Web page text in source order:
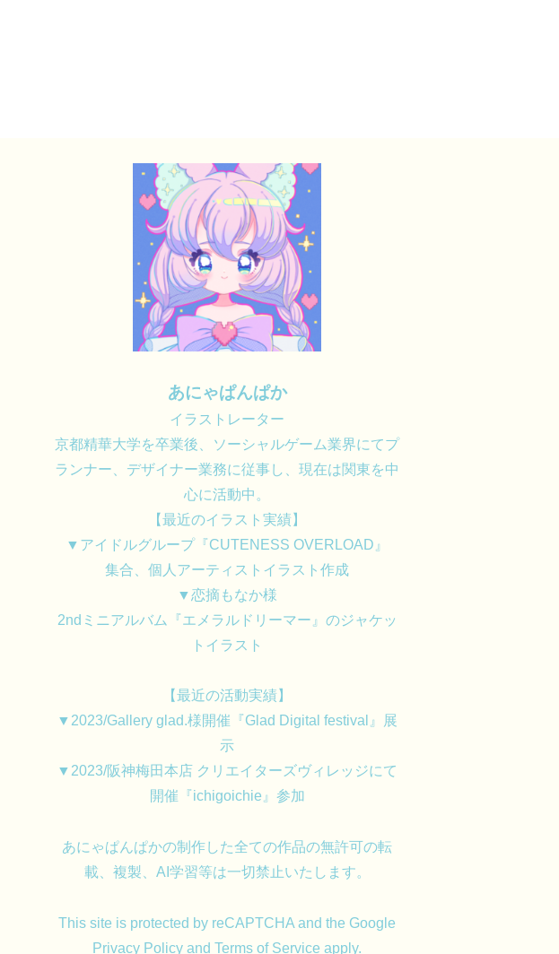
あにゃぱんぱか
イラストレーター
京都精華大学を卒業後、ソーシャルゲーム業界にてプ
ランナー、デザイナー業務に従事し、現在は関東を中
心に活動中。
【最近のイラスト実績】
▼アイドルグループ『CUTENESS OVERLOAD』
集合、個人アーティストイラスト作成
▼恋摘もなか様
2ndミニアルバム『エメラルドリーマー』のジャケッ
トイラスト
【最近の活動実績】
▼2023/Gallery glad.様開催『Glad Digital festival』展
示
▼2023/阪神梅田本店 クリエイターズヴィレッジにて
開催『ichigoichie』参加
あにゃぱんぱかの制作した全ての作品の無許可の転
載、複製、AI学習等は一切禁止いたします。
This site is protected by reCAPTCHA and the Google
Privacy Policy andTerms of Service apply.